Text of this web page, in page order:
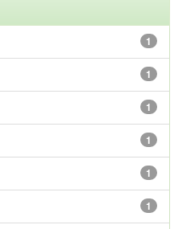
1
1
1
1
1
1